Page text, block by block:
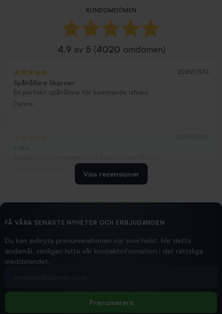
KUNDOMDÖMEN
4.9 av 5 (4020 omdömen)
2026/03/13
Spåhållare Skarven
En perfekt spåhållare för kommande isfiske.
Danne
2026/02/19
Hittade exakt vad jag behövde. Snabb och bra...
Visa recensioner
FÅ VÅRA SENASTE NYHETER OCH ERBJUDANDEN
Du kan avbryta prenumerationen när som helst. För detta
ändamål, vänligen hitta vår kontaktinformation i det rättsliga
meddelandet.
Prenumerera